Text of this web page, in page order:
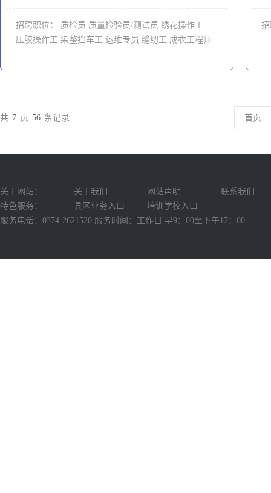
招聘职位： 质检员 质量检验员/测试员 绣花操作工
压胶操作工 染整挡车工 运维专员 缝纫工 成衣工程师
共 7 页 56 条记录 首页
关于网站： 关于我们 网站声明
联系我们
特色服务：
县区业务入口
培训学校入口
服务电话：0374-2621520 服务时间：工作日 早9：00至下午17：00